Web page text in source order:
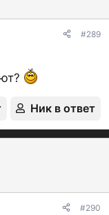
#289
Ник в ответ
#290